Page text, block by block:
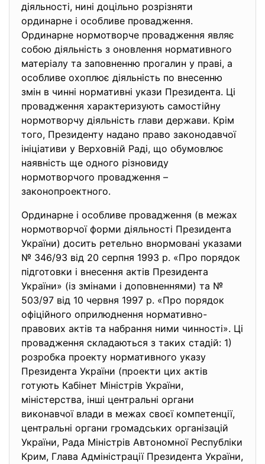
діяльності, нині доцільно розрізняти
ординарне і особливе провадження.
Ординарне нормотворче провадження являє
собою діяльність з оновлення нормативного
матеріалу та заповненню прогалин у праві, а
особливе охоплює діяльність по внесенню
змін в чинні нормативні укази Президента. Ці
провадження характеризують самостійну
нормотворчу діяльність глави держави. Крім
того, Президенту надано право законодавчої
ініціативи у Верховній Раді, що обумовлює
наявність ще одного різновиду
нормотворчого провадження –
законопроектного.
Ординарне і особливе провадження (в межах
нормотворчої форми діяльності Президента
України) досить ретельно внормовані указами
№ 346/93 від 20 серпня 1993 р. «Про порядок
підготовки і внесення актів Президента
України» (із змінами і доповненнями) та №
503/97 від 10 червня 1997 р. «Про порядок
офіційного оприлюднення нормативно-
правових актів та набрання ними чинності». Ці
провадження складаються з таких стадій: 1)
розробка проекту нормативного указу
Президента України (проекти цих актів
готують Кабінет Міністрів України,
міністерства, інші центральні органи
виконавчої влади в межах своєї компетенції,
центральні органи громадських організацій
України, Рада Міністрів Автономної Республіки
Крим, Глава Адміністрації Президента України,